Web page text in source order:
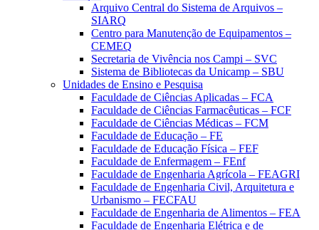
Arquivo Central do Sistema de Arquivos –
SIARQ
Centro para Manutenção de Equipamentos –
CEMEQ
Secretaria de Vivência nos Campi – SVC
Sistema de Bibliotecas da Unicamp – SBU
Unidades de Ensino e Pesquisa
Faculdade de Ciências Aplicadas – FCA
Faculdade de Ciências Farmacêuticas – FCF
Faculdade de Ciências Médicas – FCM
Faculdade de Educação – FE
Faculdade de Educação Física – FEF
Faculdade de Enfermagem – FEnf
Faculdade de Engenharia Agrícola – FEAGRI
Faculdade de Engenharia Civil, Arquitetura e
Urbanismo – FECFAU
Faculdade de Engenharia de Alimentos – FEA
Faculdade de Engenharia Elétrica e de